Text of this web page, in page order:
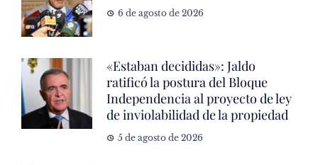
6 de agosto de 2026
«Estaban decididas»: Jaldo
ratificó la postura del Bloque
Independencia al proyecto de ley
de inviolabilidad de la propiedad
5 de agosto de 2026